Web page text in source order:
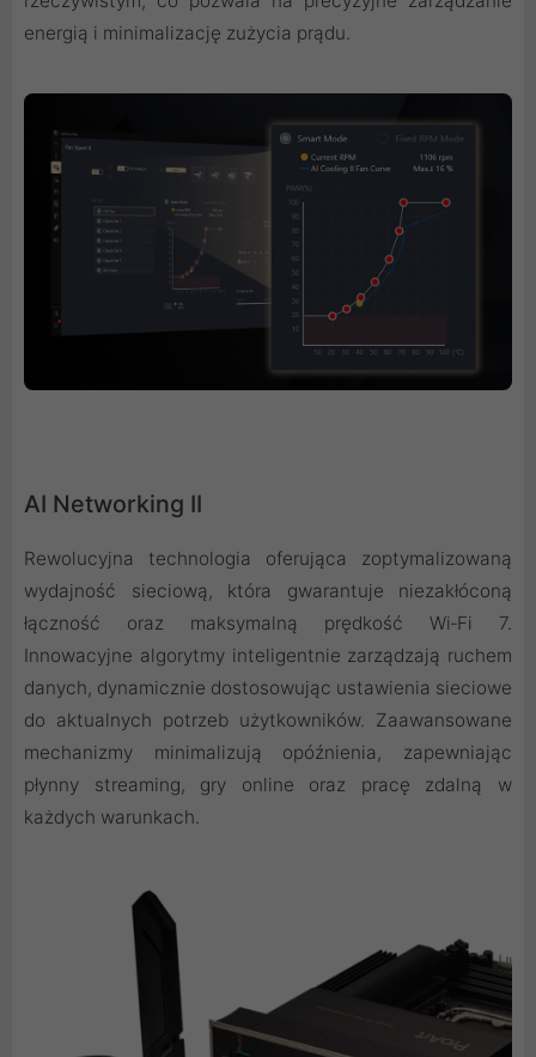
energią i minimalizację zużycia prądu.
AI Networking II
Rewolucyjna technologia oferująca zoptymalizowaną
wydajność sieciową, która gwarantuje niezakłóconą
łączność oraz maksymalną prędkość Wi‑Fi 7.
Innowacyjne algorytmy inteligentnie zarządzają ruchem
danych, dynamicznie dostosowując ustawienia sieciowe
do aktualnych potrzeb użytkowników. Zaawansowane
mechanizmy minimalizują opóźnienia, zapewniając
płynny streaming, gry online oraz pracę zdalną w
każdych warunkach.